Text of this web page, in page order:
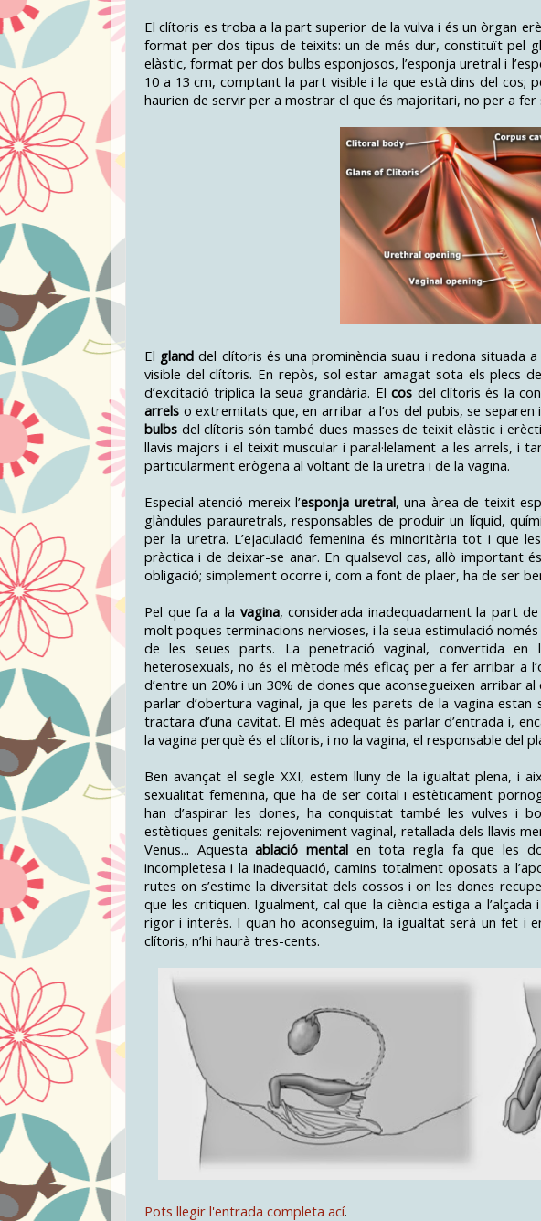
El clítoris es troba a la part superior de la vulva i és un òrgan
format per dos tipus de teixits: un de més dur, constituït pel
elàstic, format per dos bulbs esponjosos, l’esponja uretral i
10 a 13 cm, comptant la part visible i la que està dins del cos;
haurien de servir per a mostrar el que és majoritari, no per a fer
El gland del clítoris és una prominència suau i redona situada
visible del clítoris. En repòs, sol estar amagat sota els plecs
d’excitació triplica la seua grandària. Elcos del clítoris és la
arrels o extremitats que, en arribar a l’os del pubis, se
bulbs del clítoris són també dues masses de teixit elàstic i
llavis majors i el teixit muscular i paral·lelament a les arrels, i
particularment erògena al voltant de la uretra i de la vagina.
Especial atenció mereix l’esponja uretral, una àrea de teixit
glàndules parauretrals, responsables de produir un líquid,
per la uretra. L’ejaculació femenina és minoritària tot i que
pràctica i de deixar-se anar. En qualsevol cas, allò important
obligació; simplement ocorre i, com a font de plaer, ha de ser
Pel que fa a la vagina, considerada inadequadament la part
molt poques terminacions nervioses, i la seua estimulació
de les seues parts. La penetració vaginal, convertida en
heterosexuals, no és el mètode més eficaç per a fer arribar a
d’entre un 20% i un 30% de dones que aconsegueixen arribar
parlar d’obertura vaginal, ja que les parets de la vagina
tractara d’una cavitat. El més adequat és parlar d’entrada i,
la vagina perquè és el clítoris, i no la vagina, el responsable del
Ben avançat el segle XXI, estem lluny de la igualtat plena, i
sexualitat femenina, que ha de ser coital i estèticament
han d’aspirar les dones, ha conquistat també les vulves i
estètiques genitals: rejoveniment vaginal, retallada dels llavis
Venus... Aquestaablació mental en tota regla fa que les
incompletesa i la inadequació, camins totalment oposats a
rutes on s’estime la diversitat dels cossos i on les dones
que les critiquen. Igualment, cal que la ciència estiga a
rigor i interés. I quan ho aconseguim, la igualtat serà un fet i
clítoris, n’hi haurà tres-cents.
Pots llegir l'entrada completa ací.